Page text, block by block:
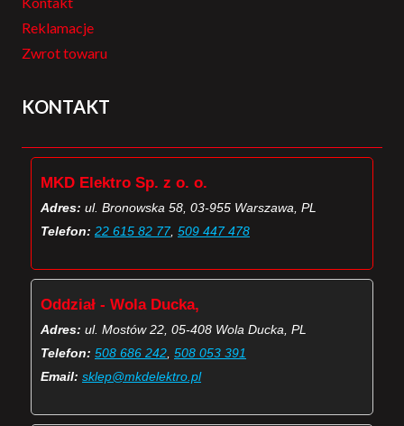
Reklamacje
Zwrot towaru
KONTAKT
MKD Elektro Sp. z o. o.
Adres: ul. Bronowska 58, 03-955 Warszawa, PL
Telefon: 22 615 82 77, 509 447 478
Oddział - Wola Ducka,
Adres: ul. Mostów 22, 05-408 Wola Ducka, PL
Telefon: 508 686 242 508 053 391
Email: sklep@mkdelektro.pl